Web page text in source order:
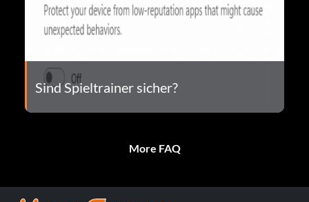
Sind Spieltrainer sicher?
More FAQ